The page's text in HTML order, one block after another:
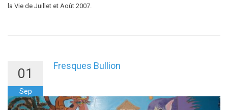
la Vie de Juillet et Août 2007.
01
Sep
Fresques Bullion